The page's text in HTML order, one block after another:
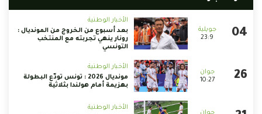
23:9
الأخبار الوطنية
بعد أسبوع من الخروج من المونديال :
رونار ينهي تجربته مع المنتخب
التونسي
10:27
الأخبار الوطنية
مونديال 2026 : تونس تودّع البطولة
بهزيمة أمام هولندا بثلاثية
الأخبار الوطنية